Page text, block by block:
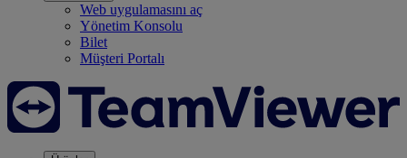
Web uygulamasını aç
Yönetim Konsolu
Bilet
Müşteri Portalı